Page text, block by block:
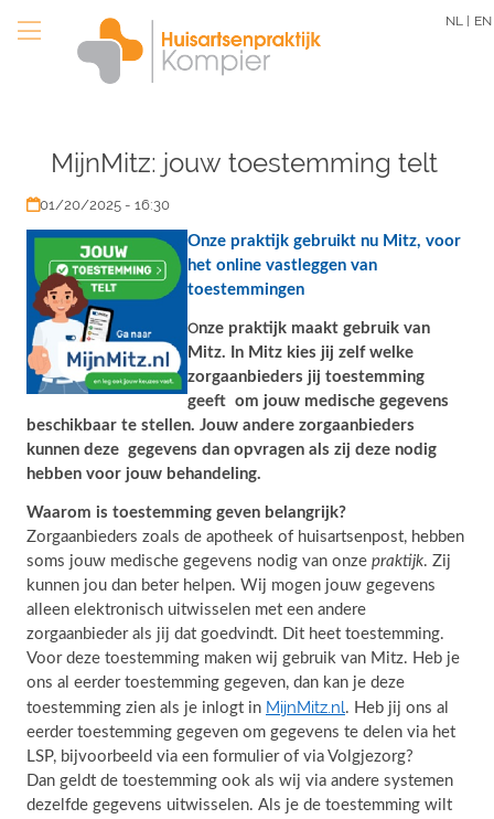
NL | EN
MijnMitz: jouw toestemming telt
01/20/2025 - 16:30
Onze praktijk gebruikt nu Mitz, voor
het online vastleggen van
toestemmingen
Onze praktijk maakt gebruik van
Mitz. In Mitz kies jij zelf welke
zorgaanbieders jij toestemming
geeft om jouw medische gegevens
beschikbaar te stellen. Jouw andere zorgaanbieders
kunnen deze gegevens dan opvragen als zij deze nodig
hebben voor jouw behandeling.
Waarom is toestemming geven belangrijk?
Zorgaanbieders zoals de apotheek of huisartsenpost, hebben
soms jouw medische gegevens nodig van onze praktijk. Zij
kunnen jou dan beter helpen. Wij mogen jouw gegevens
alleen elektronisch uitwisselen met een andere
zorgaanbieder als jij dat goedvindt. Dit heet toestemming.
Voor deze toestemming maken wij gebruik van Mitz. Heb je
ons al eerder toestemming gegeven, dan kan je deze
toestemming zien als je inlogt in MijnMitz.nl. Heb jij ons al
eerder toestemming gegeven om gegevens te delen via het
LSP, bijvoorbeeld via een formulier of via Volgjezorg?
Dan geldt de toestemming ook als wij via andere systemen
dezelfde gegevens uitwisselen. Als je de toestemming wilt